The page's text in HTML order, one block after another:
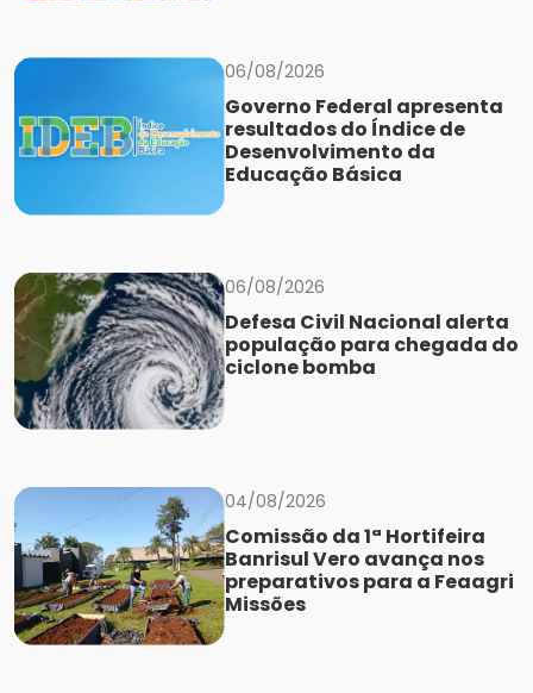
06/08/2026
Governo Federal apresenta
resultados do Índice de
Desenvolvimento da
Educação Básica
06/08/2026
Defesa Civil Nacional alerta
população para chegada do
ciclone bomba
04/08/2026
Comissão da 1ª Hortifeira
Banrisul Vero avança nos
preparativos para a Feaagri
Missões